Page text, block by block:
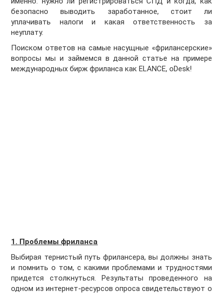
безопасно выводить заработанное, стоит ли
уплачивать налоги и какая ответственность за
неуплату.
Поиском ответов на самые насущные «фрилансерские»
вопросы мы и займемся в данной статье на примере
международных бирж фриланса как ELANCE, oDesk!
1. Проблемы фриланса
Выбирая тернистый путь фрилансера, вы должны знать
и помнить о том, с какими проблемами и трудностями
придется столкнуться. Результаты проведенного на
одном из интернет-ресурсов опроса свидетельствуют о